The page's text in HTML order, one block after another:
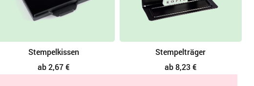
Stempelkissen
ab 2,67 €
Stempelträger
ab 8,23 €